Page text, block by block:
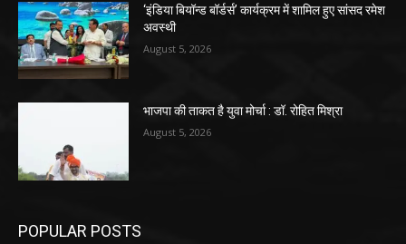
‘इंडिया बियॉन्ड बॉर्डर्स’ कार्यक्रम में शामिल हुए सांसद रमेश
अवस्थी
August 5, 2026
भाजपा की ताकत है युवा मोर्चा : डॉ. रोहित मिश्रा
August 5, 2026
POPULAR POSTS